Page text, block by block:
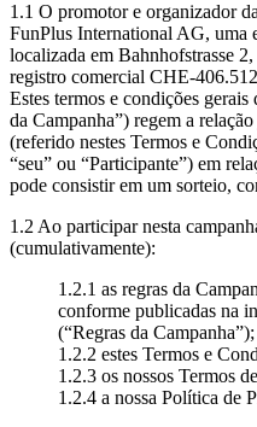
1.1 O promotor e organizador
FunPlus International AG, uma
localizada em Bahnhofstrasse
registro comercial CHE-
Estes termos e condições
da Campanha”) regem a
(referido nestes Termos e
“seu” ou “Participante”) em
pode consistir em um sorteio,
1.2 Ao participar nesta
(cumulativamente):
1.2.1 as regras da
conforme publicadas na
(“Regras da Campanha”);
1.2.2 estes Termos e
1.2.3 os nossos Termos
1.2.4 a nossa Política de